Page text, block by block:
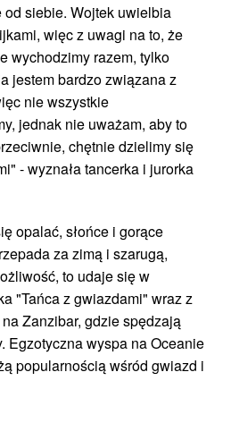
siebie. Wojtek uwielbia
więc z uwagi na to, że
wychodzimy razem, tylko
jestem bardzo związana z
nie wszystkie
jednak nie uważam, aby to
chętnie dzielimy się
- wyznała tancerka i jurorka
opalać, słońce i gorące
za zimą i szarugą,
to udaje się w
"Tańca z gwiazdami" wraz z
Zanzibar, gdzie spędzają
Egzotyczna wyspa na Oceanie
popularnością wśród gwiazd i